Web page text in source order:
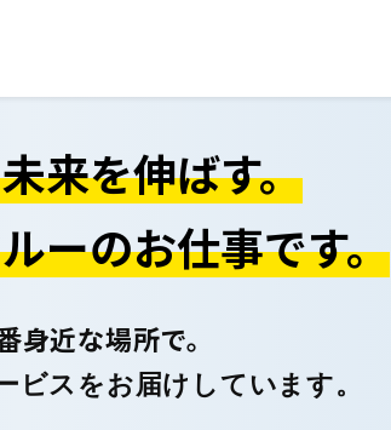
来を伸ばす。
ーのお仕事です。
身近な場所で。
ビスをお届けしています。